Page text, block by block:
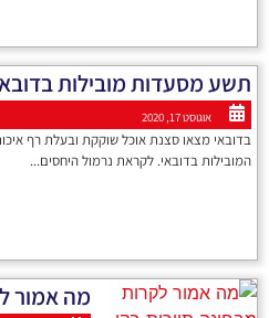
תשע מסעדות מובילות
אוגוסט 17, 2020
בדובאי מצאו סצנת אוכל שוקקת ובעלת רף
המובילות בדובאי. לקראת נרמול היחסים...
מה אמור